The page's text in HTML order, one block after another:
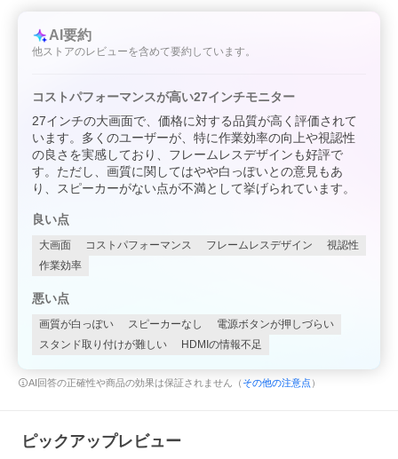
AI要約
他ストアのレビューを含めて要約しています。
コストパフォーマンスが高い27インチモニター
27インチの大画面で、価格に対する品質が高く評価されて
います。多くのユーザーが、特に作業効率の向上や視認性
の良さを実感しており、フレームレスデザインも好評で
す。ただし、画質に関してはやや白っぽいとの意見もあ
り、スピーカーがない点が不満として挙げられています。
良い点
大画面 コストパフォーマンス フレームレスデザイン
視認性
作業効率
悪い点
画質が白っぽい スピーカーなし
電源ボタンが押しづらい
スタンド取り付けが難しい
HDMIの情報不足
AI回答の正確性や商品の効果は保証されません（ その他の注意点 ）
ピックアップレビュー